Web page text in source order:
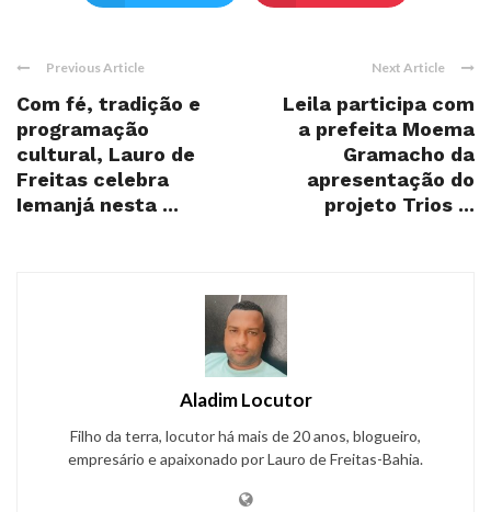
Previous Article
Com fé, tradição e
programação
cultural, Lauro de
Freitas celebra
Iemanjá nesta ...
Next Article
Leila participa com
a prefeita Moema
Gramacho da
apresentação do
projeto Trios ...
Aladim Locutor
Filho da terra, locutor há mais de 20 anos, blogueiro,
empresário e apaixonado por Lauro de Freitas-Bahia.